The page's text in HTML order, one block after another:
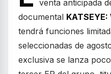
venta anticipada
documental KATSEYE:
tendrá funciones
seleccionadas de
exclusiva se lanza